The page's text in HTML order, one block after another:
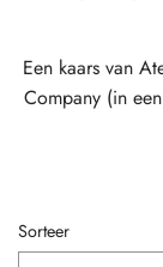
Een kaars van
Company (in
Sorteer